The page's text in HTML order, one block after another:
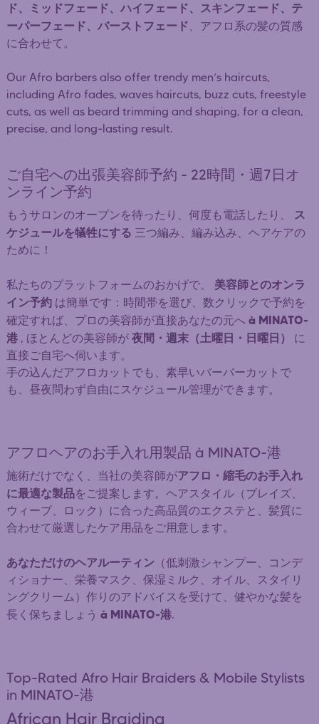
ド、ミッドフェード、ハイフェード、スキンフェード、テ
ーパーフェード、バーストフェード、アフロ系の髪の質感
に合わせて。
Our Afro barbers also offer trendy men’s haircuts,
including Afro fades, waves haircuts, buzz cuts, freestyle
cuts, as well as beard trimming and shaping, for a clean,
precise, and long-lasting result.
ご自宅への出張美容師予約 - 22時間・週7日オ
ンライン予約
もうサロンのオープンを待ったり、何度も電話したり、 ス
ケジュールを犠牲にする 三つ編み、編み込み、ヘアケアの
ために！
私たちのプラットフォームのおかげで、 美容師とのオンラ
イン予約 は簡単です：時間帯を選び、数クリックで予約を
確定すれば、プロの美容師が直接あなたの元へ à MINATO-
港 , ほとんどの美容師が 夜間・週末（土曜日・日曜日）
に
直接ご自宅へ伺います。
手の込んだアフロカットでも、素早いバーバーカットで
も、昼夜問わず自由にスケジュール管理ができます。
アフロヘアのお手入れ用製品 à MINATO-港
施術だけでなく、当社の美容師がアフロ・縮毛のお手入れ
に最適な製品をご提案します。ヘアスタイル（ブレイズ、
ウィーブ、ロック）に合った高品質のエクステと、髪質に
合わせて厳選したケア用品をご用意します。
あなただけのヘアルーティン （低刺激シャンプー、コンデ
ィショナー、栄養マスク、保湿ミルク、オイル、スタイリ
ングクリーム）作りのアドバイスを受けて、健やかな髪を
長く保ちましょう à MINATO-港.
Top-Rated Afro Hair Braiders & Mobile Stylists
in MINATO-港
African Hair Braiding